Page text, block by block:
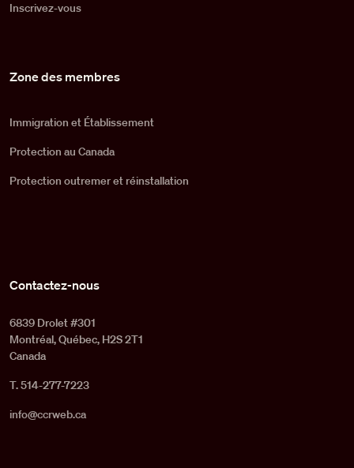
Inscrivez-vous
Zone des membres
Immigration et Établissement
Protection au Canada
Protection outremer et réinstallation
Contactez-nous
6839 Drolet #301
Montréal, Québec, H2S 2T1
Canada
T. 514-277-7223
info@ccrweb.ca